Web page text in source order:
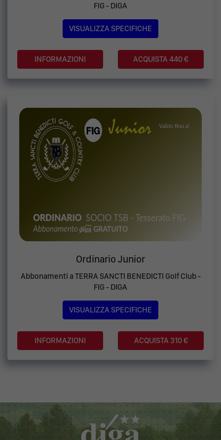
FIG - DIGA
VISUALIZZA SPECIFICHE
ACQUISTA 440 €
Ordinario Junior
Abbonamenti a TERRA SANCTI BENEDICTI Golf Club -
FIG - DIGA
VISUALIZZA SPECIFICHE
ACQUISTA 310 €